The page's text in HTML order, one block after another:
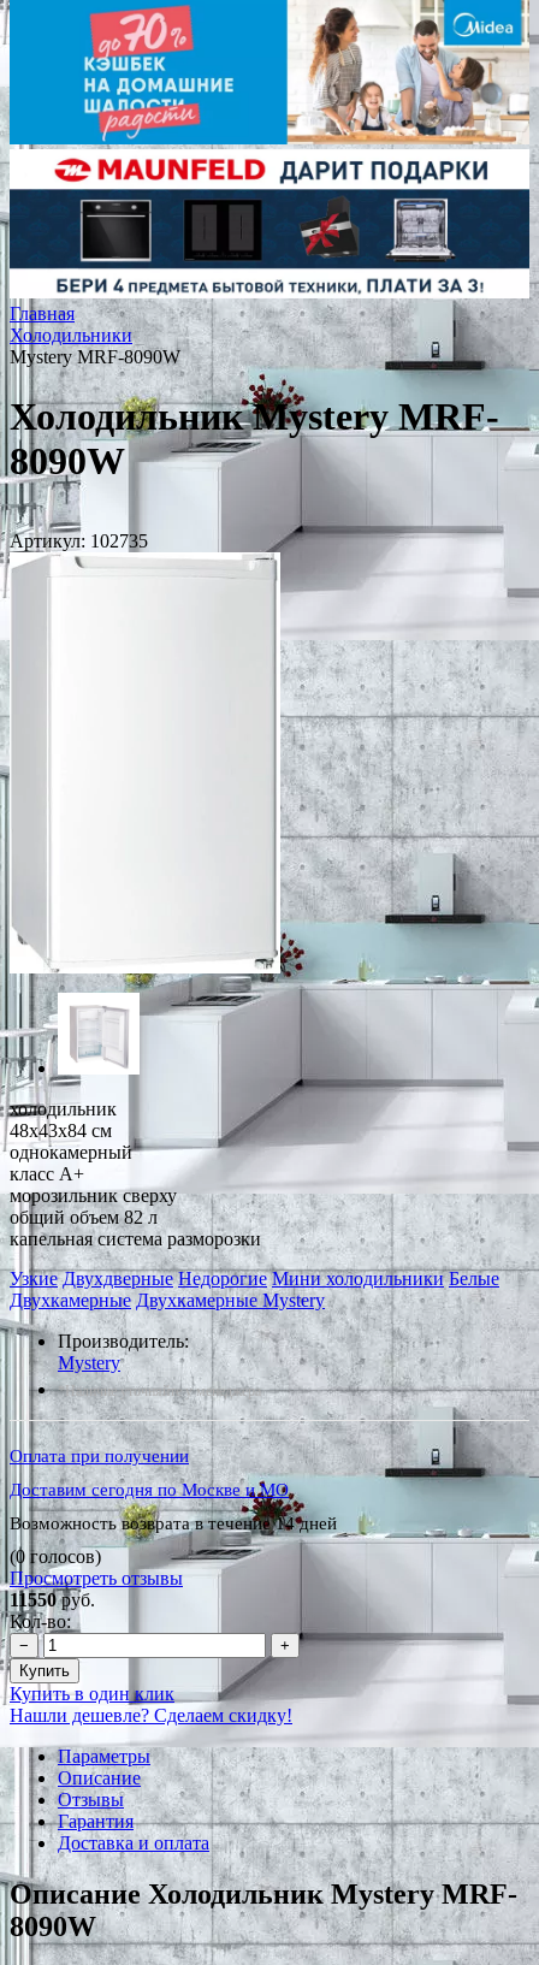
Главная
Холодильники
Mystery MRF-8090W
Холодильник Mystery MRF-
8090W
Артикул: 102735
холодильник
48x43x84 см
однокамерный
класс A+
морозильник сверху
общий объем 82 л
капельная система разморозки
Узкие Двухдверные Недорогие Мини холодильники Белые
Двухкамерные Двухкамерные Mystery
Производитель:
Mystery
*Наличие уточняйте у менеджера
Оплата при получении
Доставим сегодня по Москве и МО
Возможность возврата в течение 14 дней
(0 голосов)
Просмотреть отзывы
11550руб.
Кол-во:
−
+
Купить
Купить в один клик
Нашли дешевле? Сделаем скидку!
Параметры
Описание
Отзывы
Гарантия
Доставка и оплата
Описание Холодильник Mystery MRF-
8090W